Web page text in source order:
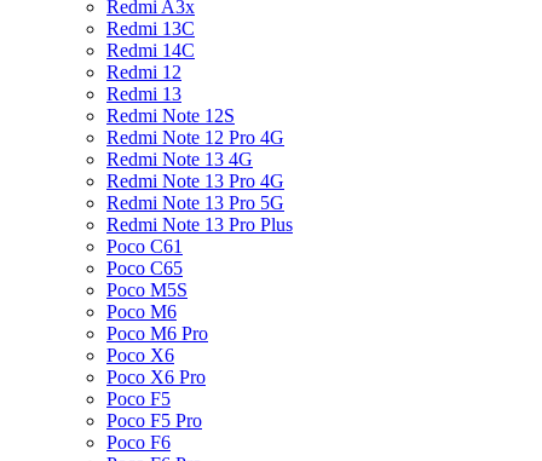
Redmi A3x
Redmi 13C
Redmi 14C
Redmi 12
Redmi 13
Redmi Note 12S
Redmi Note 12 Pro 4G
Redmi Note 13 4G
Redmi Note 13 Pro 4G
Redmi Note 13 Pro 5G
Redmi Note 13 Pro Plus
Poco C61
Poco C65
Poco M5S
Poco M6
Poco M6 Pro
Poco X6
Poco X6 Pro
Poco F5
Poco F5 Pro
Poco F6